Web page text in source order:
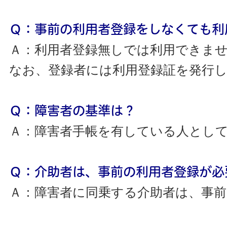
Ｑ：事前の利用者登録をしなくても
Ａ：利用者登録無しでは利用できま
なお、登録者には利用登録証を発行
Ｑ：障害者の基準は？
Ａ：障害者手帳を有している人とし
Ｑ：介助者は、事前の利用者登録が
Ａ：障害者に同乗する介助者は、事